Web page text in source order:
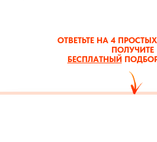
ОТВЕТЬТЕ НА 4
ПОЛУЧИТЕ
БЕСПЛАТНЫЙ